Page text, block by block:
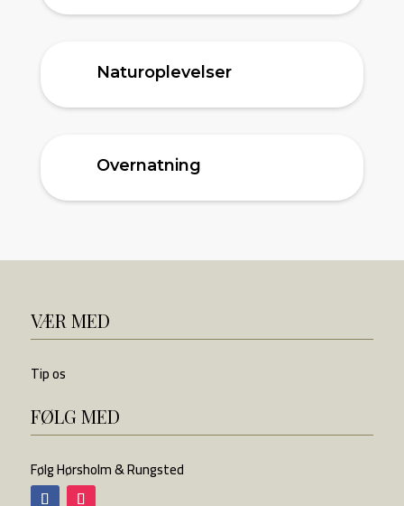
Naturoplevelser
Overnatning
VÆR MED
Tip os
FØLG MED
Følg Hørsholm & Rungsted